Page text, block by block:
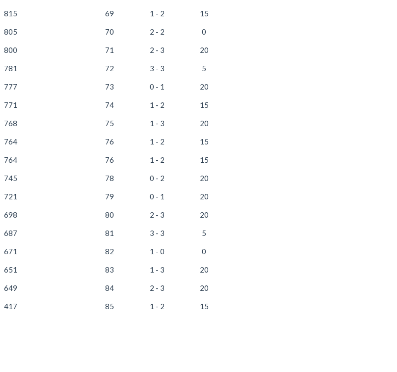
815 69 1 - 2 15
805 70 2 - 2 0
800 71 2 - 3 20
781 72 3 - 3 5
777 73 0 - 1 20
771 74 1 - 2 15
768 75 1 - 3 20
764 76 1 - 2 15
764 76 1 - 2 15
745 78 0 - 2 20
721 79 0 - 1 20
698 80 2 - 3 20
687 81 3 - 3 5
671 82 1 - 0 0
651 83 1 - 3 20
649 84 2 - 3 20
417 85 1 - 2 15